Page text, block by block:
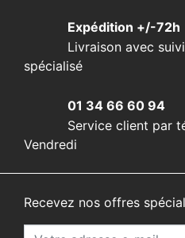
Expédition +/-72h
Livraison avec
spécialisé
01 34 66 60 94
Service client par
Vendredi
Recevez nos offres